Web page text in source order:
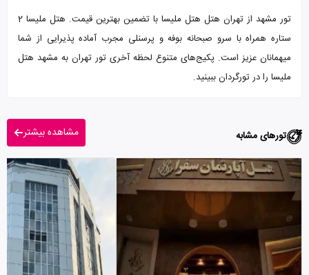
تور مشهد از تهران هتل هتل ملیسا با تضمین بهترین قیمت. هتل ملیسا 2
ستاره همراه با سرو صبحانه بوفه و پرسنلی مجرب آماده پذیرایی از شما
میهمانان عزیز است. پکیج‌های متنوع لحظه آخری تور تهران به مشهد هتل
ملیسا را در تورگردان ببینید.
تورهای مشابه مشاهده بیشتر